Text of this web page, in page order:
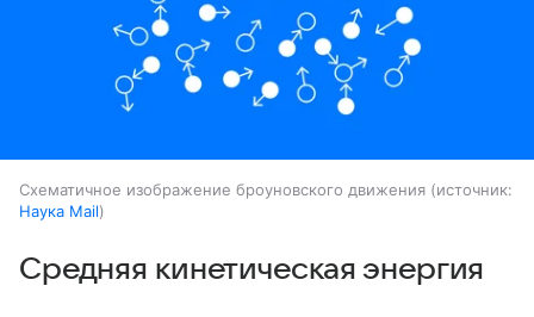
Схематичное изображение броуновского движения
источник:
Наука Mail
Средняя кинетическая энергия